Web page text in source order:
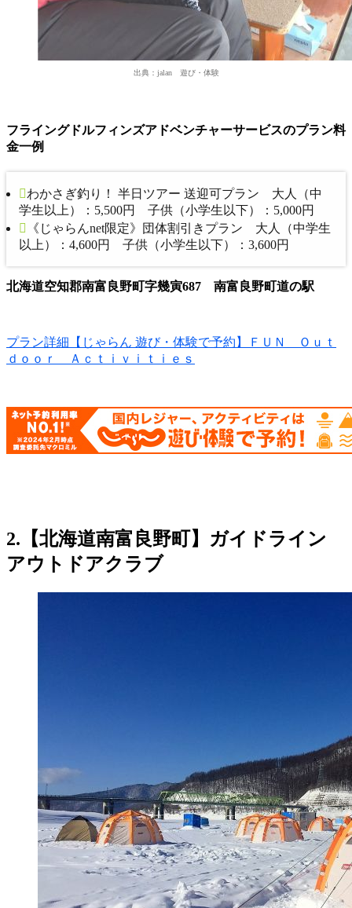
出典：jalan 遊び・体験
フライングドルフィンズアドベンチャーサービスのプラン料
金一例
わかさぎ釣り！ 半日ツアー 送迎可プラン 大人（中
学生以上）：5,500円 子供（小学生以下）：5,000円
《じゃらんnet限定》団体割引きプラン 大人（中学生
以上）：4,600円 子供（小学生以下）：3,600円
北海道空知郡南富良野町字幾寅687 南富良野町道の駅
プラン詳細【じゃらん 遊び・体験で予約】ＦＵＮ Ｏｕｔ
ｄｏｏｒ Ａｃｔｉｖｉｔｉｅｓ
2.【北海道南富良野町】ガイドライン
アウトドアクラブ